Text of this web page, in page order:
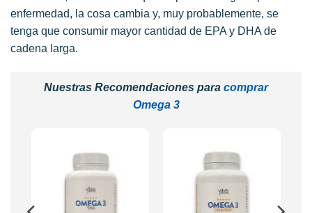
enfermedad, la cosa cambia y, muy probablemente, se
tenga que consumir mayor cantidad de EPA y DHA de
cadena larga.
Nuestras Recomendaciones para comprar
Omega 3